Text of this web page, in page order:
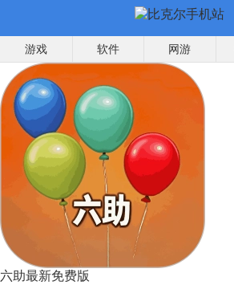
游戏 软件 网游
六助最新免费版